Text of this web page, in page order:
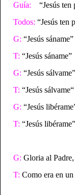
Guía: “Jesús ten
Todos: “Jesús ten
G: “Jesús sáname”
T: “Jesús sáname”
G: “Jesús sálvame”
T: “Jesús sálvame“
G: “Jesús
T: “Jesús libérame”
G: Gloria al
T: Como era en